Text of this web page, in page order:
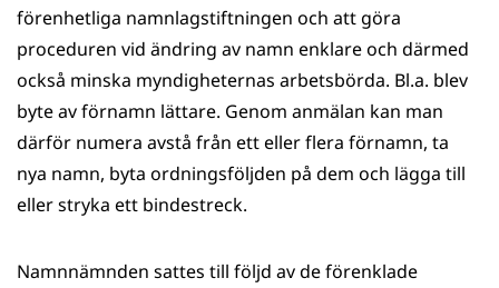
förenhetliga namnlagstiftningen och att göra
proceduren vid ändring av namn enklare och därmed
också minska myndigheternas arbetsbörda. Bl.a. blev
byte av förnamn lättare. Genom anmälan kan man
därför numera avstå från ett eller flera förnamn, ta
nya namn, byta ordningsföljden på dem och lägga till
eller stryka ett bindestreck.
Namnnämnden sattes till följd av de förenklade